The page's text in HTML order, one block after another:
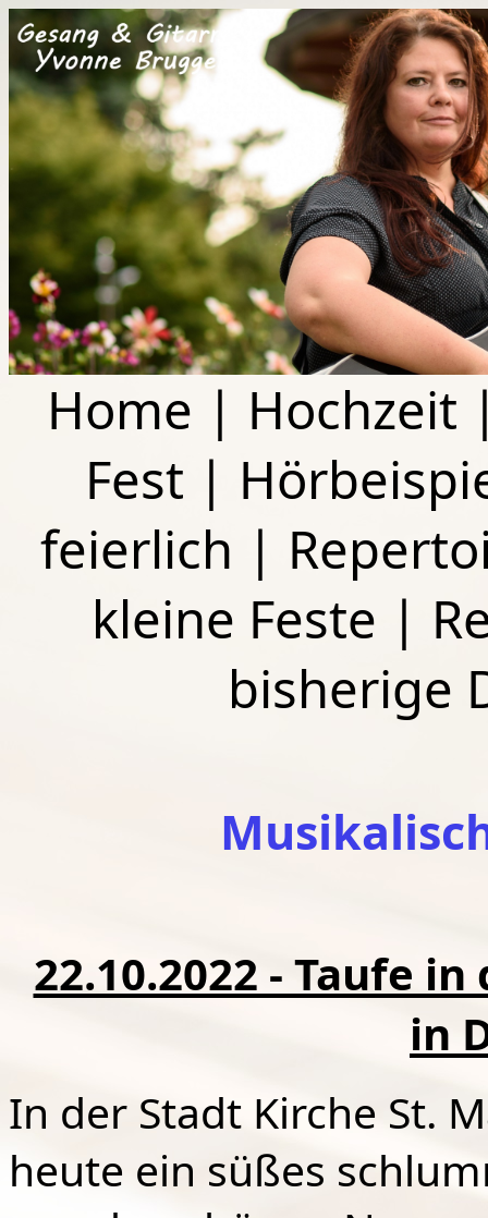
Home | Hochzeit
Fest |
feierlich |
kleine Feste |
bisherige
22.10.2022 - Taufe
in
In der Stadt Kirche St.
heute ein süßes